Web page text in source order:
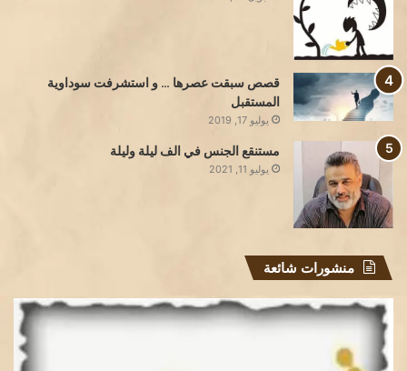
قصص سبقت عصرها … و استشرفت سوداوية
المستقبل
يوليو 17, 2019
مستنقع الجنس في الف ليلة وليلة
يوليو 11, 2021
منشورات شائعة